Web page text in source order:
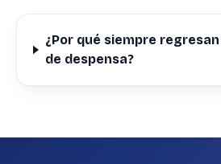
¿Por qué siempre
de despensa?